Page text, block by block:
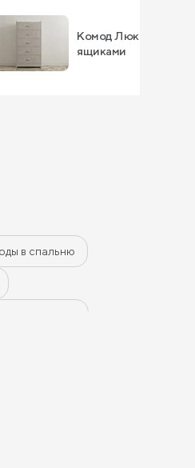
Комод Люкс с 5
ящиками
в спальню